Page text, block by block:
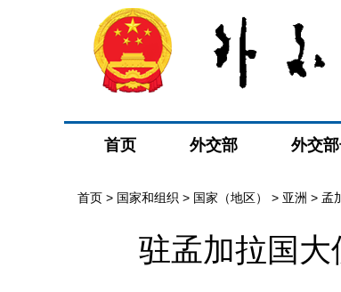
首页 外交部 外交
首页 > 国家和组织 > 国家（地区） > 亚洲 > 孟
驻孟加拉国大